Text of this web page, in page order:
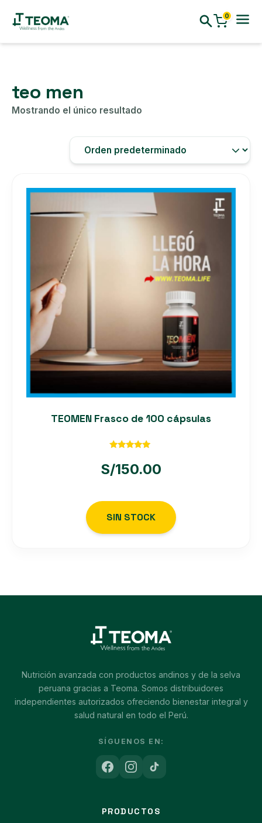
0
teo men
Mostrando el único resultado
TEOMEN Frasco de 100 cápsulas
con
5.00
S/150.00
SIN STOCK
Nutrición avanzada con productos andinos y de la selva
peruana gracias a Teoma. Somos distribuidores
independientes autorizados ofreciendo bienestar integral y
salud natural en todo el Perú.
SÍGUENOS EN:
PRODUCTOS